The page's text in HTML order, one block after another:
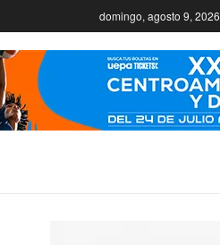
domingo, agosto 9, 2026